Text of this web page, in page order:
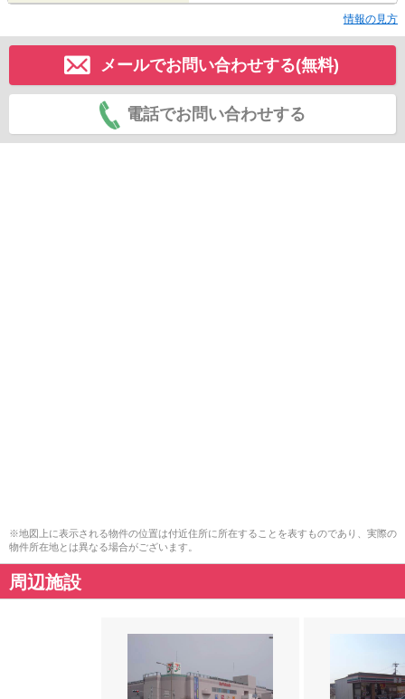
情報の見方
メールでお問い合わせする(無料)
電話でお問い合わせする
※地図上に表示される物件の位置は付近住所に所在することを表すものであり、実際の
物件所在地とは異なる場合がございます。
周辺施設